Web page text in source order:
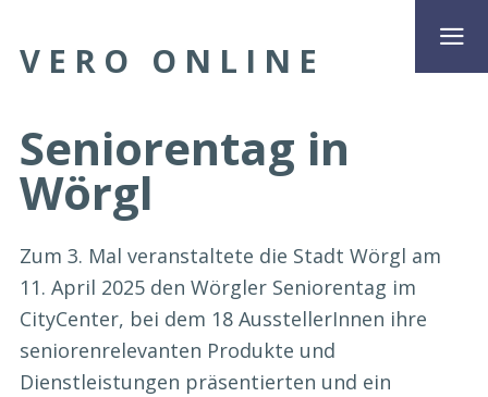
VERO ONLINE
Seniorentag in
Wörgl
Zum 3. Mal veranstaltete die Stadt Wörgl am
11. April 2025 den Wörgler Seniorentag im
CityCenter, bei dem 18 AusstellerInnen ihre
seniorenrelevanten Produkte und
Dienstleistungen präsentierten und ein